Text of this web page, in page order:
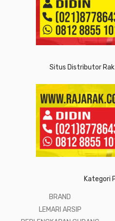
Situs Distributor Rak
Kategori
BRAND
LEMARI ARSIP